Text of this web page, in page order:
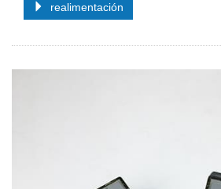
realimentación